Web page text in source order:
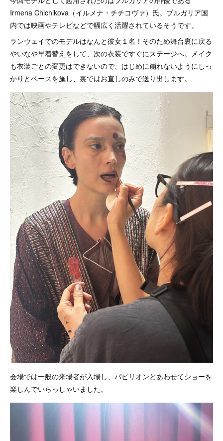
Irmena Chichikova（イルメナ・チチコヴァ）氏。ブルガリア国
内では映画やテレビなどで幅広く活躍されているそうです。
ランウェイでのモデルはなんと彼女１名！そのため舞台裏に戻る
やいなや早着替えをして、次の衣装ですぐにステージへ。メイク
も衣装ごとの変更はできないので、はじめに崩れないようにしっ
かりとベースを施し、裏ではお直しのみで送り出します。
会場では一般の来場者が入場し、パビリオンとあわせてショーを
楽しんでいらっしゃいました。